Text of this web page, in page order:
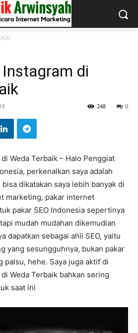
di
0
248
Weda Terbaik – Halo Penggiat
perkenalkan saya adalah
dikatakan saya lebih banyak di
marketing, pakar internet
pakar SEO Indonesia sepertinya
mudah mudahan dikemudian
dapatkan sebagai ahli SEO, yaitu
yang sesungguhnya, bukan pakar
palsu, hehe. Saya juga aktif di
Weda Terbaik bahkan sering
saat ini